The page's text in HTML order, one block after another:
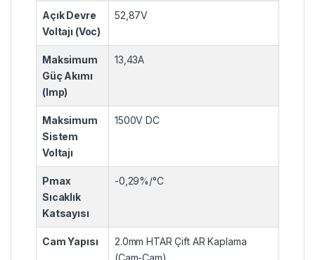
Açık Devre
Voltajı (Voc)
52,87V
Maksimum
Güç Akımı
(Imp)
13,43A
Maksimum
Sistem
Voltajı
1500V DC
Pmax
Sıcaklık
Katsayısı
-0,29%/°C
Cam Yapısı
2.0mm HTAR Çift AR Kaplama
(Cam-Cam)